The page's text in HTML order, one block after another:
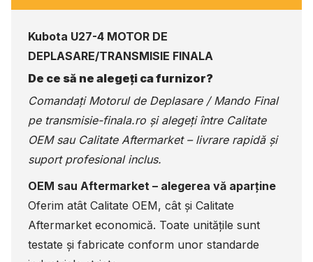
Kubota U27-4 MOTOR DE
DEPLASARE/TRANSMISIE FINALA
De ce să ne alegeți ca furnizor?
Comandați Motorul de Deplasare / Mando Final
pe transmisie-finala.ro și alegeți între Calitate
OEM sau Calitate Aftermarket – livrare rapidă și
suport profesional inclus.
OEM sau Aftermarket – alegerea vă aparține
Oferim atât Calitate OEM, cât și Calitate
Aftermarket economică. Toate unitățile sunt
testate și fabricate conform unor standarde